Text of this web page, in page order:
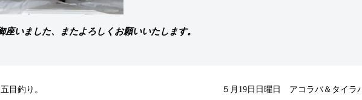
座いました、またよろしくお願いいたします。
目釣り。 ５月19日日曜日 アコラバ＆タイラ